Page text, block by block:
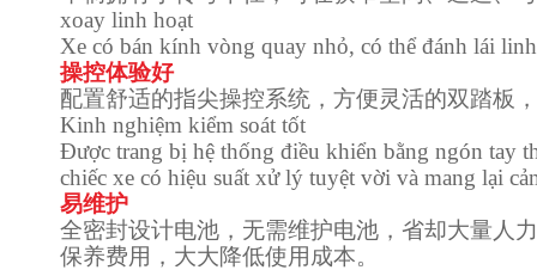
xoay linh hoạt
Xe có bán kính vòng quay nhỏ, có thể đánh lái
操控体验好
配置舒适的指尖操控系统，方便灵活的双踏板
Kinh nghiệm kiểm soát tốt
Được trang bị hệ thống điều khiển bằng ngón tay
chiếc xe có hiệu suất xử lý tuyệt vời và mang lại
易维护
全密封设计电池，无需维护电池，省却大量人
保养费用，大大降低使用成本。